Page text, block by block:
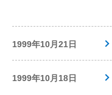
1999年10月21日
1999年10月18日